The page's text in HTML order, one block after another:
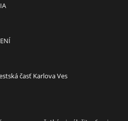
časť Karlova Ves